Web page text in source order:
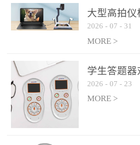
课堂互动解决方案，重新
定义了师生互动的新模
教学节奏的重要性，采用
“零学习成本” 的设计理
念，教师无需复杂培训即
可快速上手。软件支持与
PPT、白板等常用教学工具
大型高拍仪
选购建议
2026 - 07 - 31
MORE >
学生答题器
吗？
2026 - 07 - 23
MORE >